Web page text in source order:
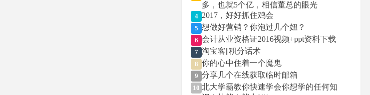
多，也就5个亿，相信董总的眼光
4 2017，好好抓住鸡会
5 想做好营销？你泡过几个妞？
6 会计从业资格证2016视频+ppt资料下载
7 淘宝客||积分话术
8 你的心中住着一个魔鬼
9 分享几个在线获取临时邮箱
10 北大学霸教你快速学会你想学的任何知